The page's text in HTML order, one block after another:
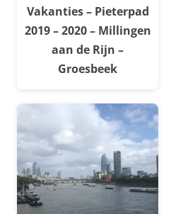
Vakanties – Pieterpad
2019 – 2020 – Millingen
aan de Rijn –
Groesbeek